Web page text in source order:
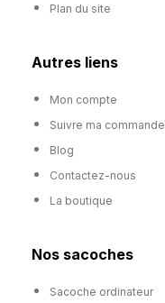
Plan du site
Autres liens
Mon compte
Suivre ma commande
Blog
Contactez-nous
La boutique
Nos sacoches
Sacoche ordinateur